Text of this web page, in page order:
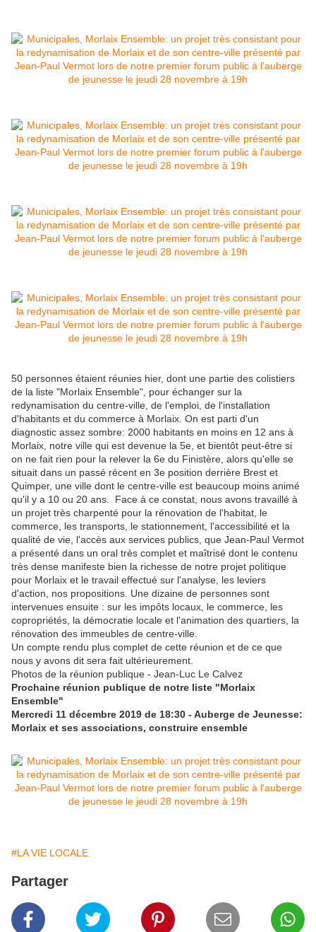
50 personnes étaient réunies hier, dont une partie des colistiers
de la liste "Morlaix Ensemble", pour échanger sur la
redynamisation du centre-ville, de l'emploi, de l'installation
d'habitants et du commerce à Morlaix. On est parti d'un
diagnostic assez sombre: 2000 habitants en moins en 12 ans à
Morlaix, notre ville qui est devenue la 5e, et bientôt peut-être si
on ne fait rien pour la relever la 6e du Finistère, alors qu'elle se
situait dans un passé récent en 3e position derrière Brest et
Quimper, une ville dont le centre-ville est beaucoup moins animé
qu'il y a 10 ou 20 ans. Face à ce constat, nous avons travaillé à
un projet très charpenté pour la rénovation de l'habitat, le
commerce, les transports, le stationnement, l'accessibilité et la
qualité de vie, l'accès aux services publics, que Jean-Paul Vermot
a présenté dans un oral très complet et maîtrisé dont le contenu
très dense manifeste bien la richesse de notre projet politique
pour Morlaix et le travail effectué sur l'analyse, les leviers
d'action, nos propositions. Une dizaine de personnes sont
intervenues ensuite : sur les impôts locaux, le commerce, les
copropriétés, la démocratie locale et l'animation des quartiers, la
rénovation des immeubles de centre-ville.
Un compte rendu plus complet de cette réunion et de ce que
nous y avons dit sera fait ultérieurement.
Photos de la réunion publique - Jean-Luc Le Calvez
Prochaine réunion publique de notre liste "Morlaix
Ensemble"
Mercredi 11 décembre 2019 de 18:30 - Auberge de Jeunesse:
Morlaix et ses associations, construire ensemble
#LA VIE LOCALE
Partager